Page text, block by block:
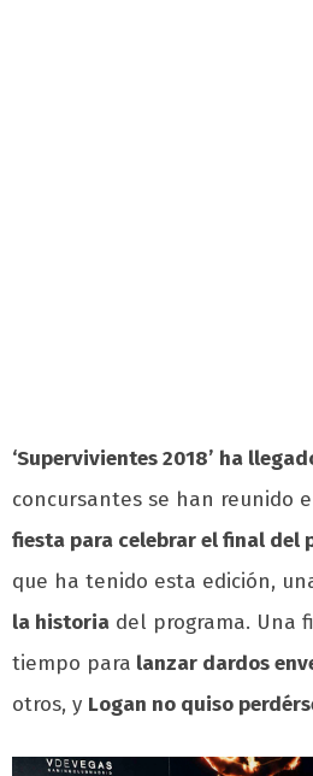
‘Supervivientes 2018’ ha
concursantes se han reunido
fiesta para celebrar el final del
que ha tenido esta edición,
la historia del programa. Una
tiempo para lanzar dardos
otros, y Logan no quiso